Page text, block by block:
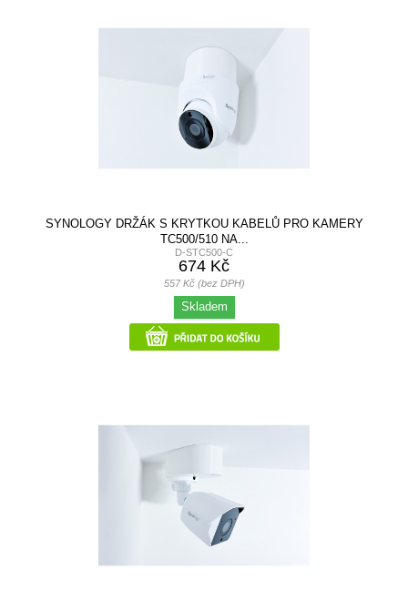
SYNOLOGY DRŽÁK S KRYTKOU KABELŮ PRO KAMERY
TC500/510 NA...
D-STC500-C
674 Kč
557 Kč (bez DPH)
Skladem